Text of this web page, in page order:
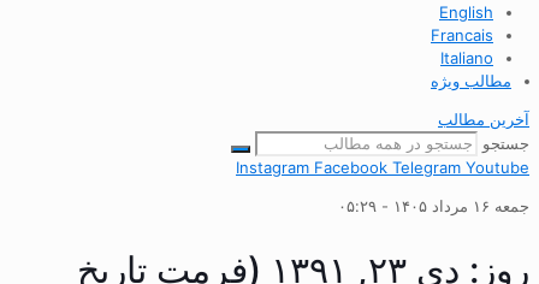
English
Francais
Italiano
مطالب ویژه
آخرین مطالب
جستجو
Instagram Facebook Telegram Youtube
جمعه ۱۶ مرداد ۱۴۰۵ - ۰۵:۲۹
روز: دی ۲۳, ۱۳۹۱ (فرمت تاریخ